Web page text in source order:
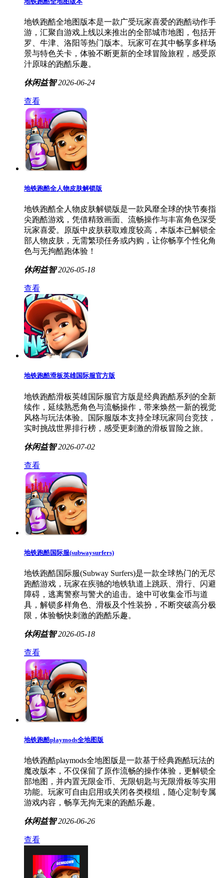
地铁跑酷全地图版本是一款广受玩家喜爱的跑酷动作手
游，汇聚自游戏上线以来推出的全部城市地图，包括开
罗、牛津、洛阳等热门版本。玩家可在其中畅享多样场
景与特色关卡，体验不断更新的全球冒险旅程，感受原
汁原味的跑酷乐趣。
休闲益智 2026-06-24
查看
地铁跑酷全人物皮肤解锁版
地铁跑酷全人物皮肤解锁版是一款风靡全球的快节奏指
尖跑酷游戏，凭借精致画面、流畅操作与丰富角色深受
玩家喜爱。原版中皮肤获取难度较高，本版本已解锁全
部人物皮肤，无需繁琐任务或内购，让你畅享个性化角
色与无拘酷跑体验！
休闲益智 2026-05-18
查看
地铁跑酷滑板英雄国际服官方版
地铁跑酷滑板英雄国际服官方版是经典跑酷系列的全新
续作，延续熟悉角色与流畅操作，带来焕然一新的视觉
风格与玩法体验。国际服版本支持全球玩家同台竞技，
实时挑战世界排行榜，感受更刺激的滑板冒险之旅。
休闲益智 2026-07-02
查看
地铁跑酷国际服(subwaysurfers)
地铁跑酷国际服(Subway Surfers)是一款全球热门的无尽
跑酷游戏，玩家在疾驰的地铁轨道上跳跃、滑行、闪避
障碍，逃离警察与警犬的追击。途中可收集金币与道
具，解锁多样角色、滑板及个性装扮，不断突破高分极
限，体验畅快刺激的跑酷乐趣。
休闲益智 2026-05-18
查看
地铁跑酷playmods全地图版
地铁跑酷playmods全地图版是一款基于经典跑酷玩法的
魔改版本，不仅保留了原作流畅的操作体验，更解锁全
部地图，并内置无限金币、无限钥匙与无限滑板等实用
功能。玩家可自由启用或关闭各类模组，随心定制专属
游戏内容，畅享无拘无束的跑酷乐趣。
休闲益智 2026-06-26
查看